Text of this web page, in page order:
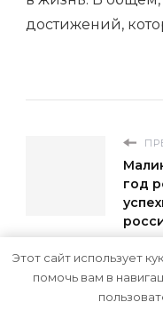
достижений,
год
Биография
история
Этот сайт использует
помочь вам в